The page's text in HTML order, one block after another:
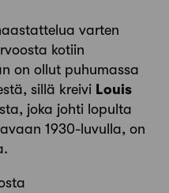
varten
kotiin
on ollut puhumassa
sillä kreivi Louis
joka johti lopulta
1930-luvulla, on